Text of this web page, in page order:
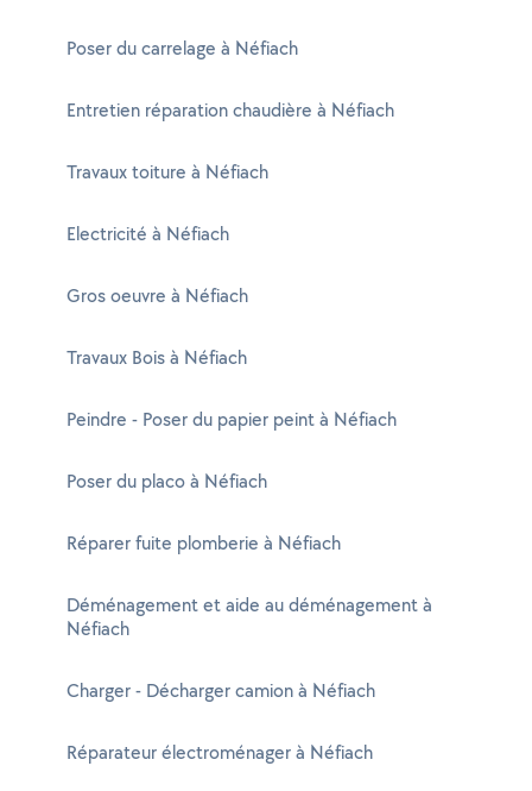
Poser du carrelage à Néfiach
Entretien réparation chaudière à Néfiach
Travaux toiture à Néfiach
Electricité à Néfiach
Gros oeuvre à Néfiach
Travaux Bois à Néfiach
Peindre - Poser du papier peint à Néfiach
Poser du placo à Néfiach
Réparer fuite plomberie à Néfiach
Déménagement et aide au déménagement à
Néfiach
Charger - Décharger camion à Néfiach
Réparateur électroménager à Néfiach